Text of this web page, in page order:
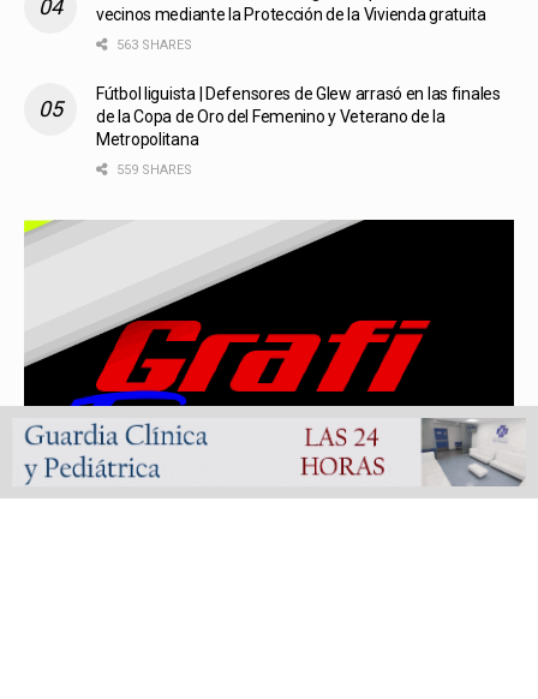
vecinos mediante la Protección de la Vivienda gratuita
563 SHARES
Fútbol liguista | Defensores de Glew arrasó en las finales
de la Copa de Oro del Femenino y Veterano de la
Metropolitana
559 SHARES